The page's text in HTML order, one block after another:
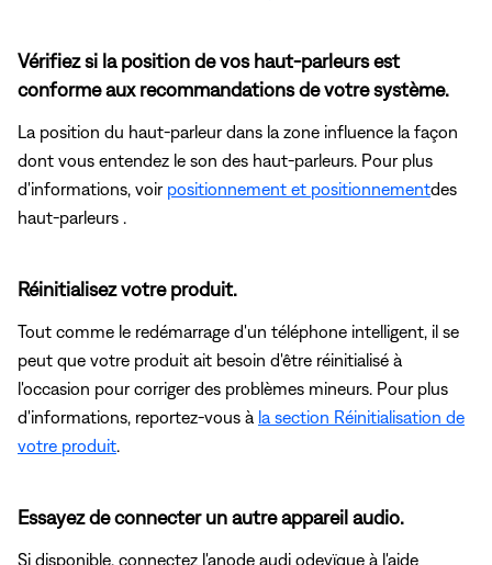
Vérifiez si la position de vos haut-parleurs est
conforme aux recommandations de votre système.
La position du haut-parleur dans la zone influence la façon
dont vous entendez le son des haut-parleurs. Pour plus
d'informations, voir positionnement et positionnementdes
haut-parleurs .
Réinitialisez votre produit.
Tout comme le redémarrage d'un téléphone intelligent, il se
peut que votre produit ait besoin d'être réinitialisé à
l'occasion pour corriger des problèmes mineurs. Pour plus
d'informations, reportez-vous à la section Réinitialisation de
votre produit
Essayez de connecter un autre appareil audio.
Si disponible, connectez l'anode audi odevïque à l'aide